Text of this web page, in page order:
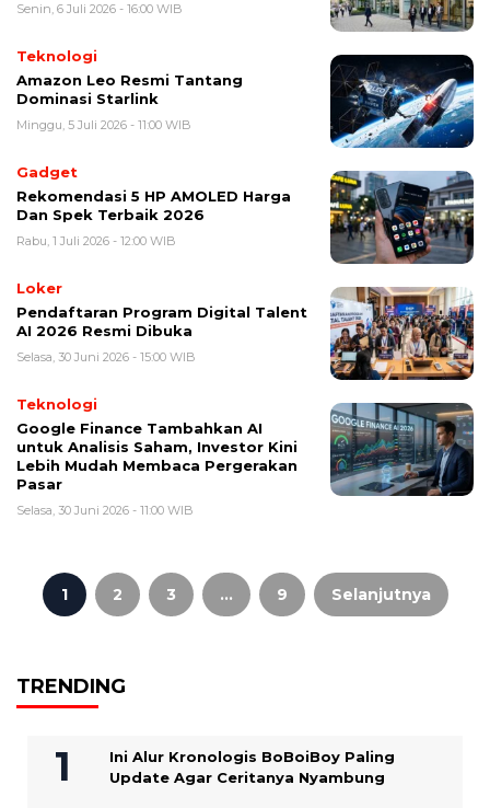
Senin, 6 Juli 2026 - 16:00 WIB
Teknologi
Amazon Leo Resmi Tantang
Dominasi Starlink
Minggu, 5 Juli 2026 - 11:00 WIB
Gadget
Rekomendasi 5 HP AMOLED Harga
Dan Spek Terbaik 2026
Rabu, 1 Juli 2026 - 12:00 WIB
Loker
Pendaftaran Program Digital Talent
AI 2026 Resmi Dibuka
Selasa, 30 Juni 2026 - 15:00 WIB
Teknologi
Google Finance Tambahkan AI
untuk Analisis Saham, Investor Kini
Lebih Mudah Membaca Pergerakan
Pasar
Selasa, 30 Juni 2026 - 11:00 WIB
Paginasi
pos
1 2 3 … 9 Selanjutnya
TRENDING
Ini Alur Kronologis BoBoiBoy Paling
Update Agar Ceritanya Nyambung